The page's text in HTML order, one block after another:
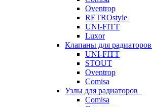
Oventrop
RETROstyle
UNI-FITT
Luxor
Клапаны для радиаторов
UNI-FITT
STOUT
Oventrop
Comisa
Узлы для радиаторов
Comisa